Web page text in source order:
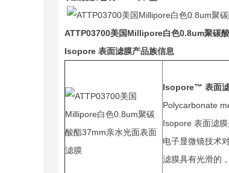
ATTP03700美国Millipore白色0.8um聚碳
Isopore 表面滤膜产品族信息
Isopore™ 表面
Polycarbonate
Isopore 表面滤
电子显微镜技术
滤膜具有光滑的